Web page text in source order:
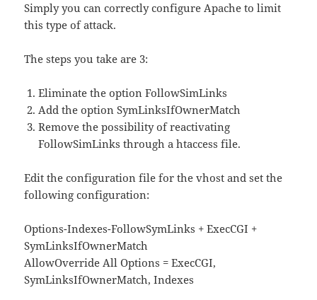
Simply you can correctly configure Apache to limit
this type of attack.
The steps you take are 3:
Eliminate the option FollowSimLinks
Add the option SymLinksIfOwnerMatch
Remove the possibility of reactivating
FollowSimLinks through a htaccess file.
Edit the configuration file for the vhost and set the
following configuration:
Options-Indexes-FollowSymLinks + ExecCGI +
SymLinksIfOwnerMatch
AllowOverride All Options = ExecCGI,
SymLinksIfOwnerMatch, Indexes